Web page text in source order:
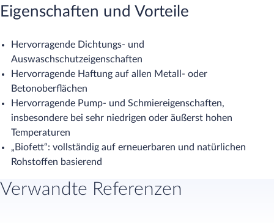
Eigenschaften und Vorteile
Hervorragende Dichtungs- und
Auswaschschutzeigenschaften
Hervorragende Haftung auf allen Metall- oder
Betonoberflächen
Hervorragende Pump- und Schmiereigenschaften,
insbesondere bei sehr niedrigen oder äußerst hohen
Temperaturen
„Biofett“: vollständig auf erneuerbaren und natürlichen
Rohstoffen basierend
Verwandte Referenzen